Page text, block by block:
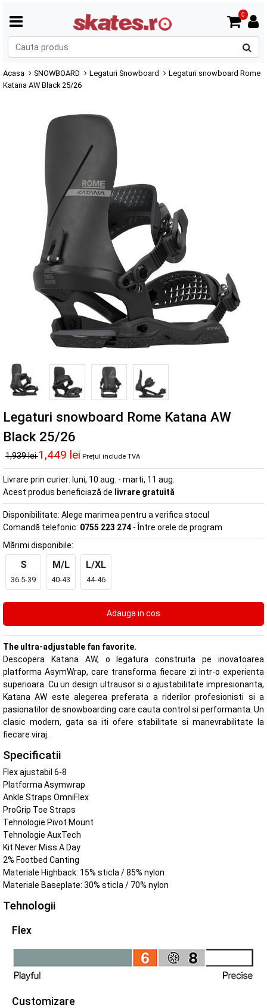
0
Acasa SNOWBOARD Legaturi Snowboard
Legaturi snowboard Rome
Katana AW Black 25/26
Legaturi snowboard Rome Katana AW
Black 25/26
1,939 lei1,449 lei Prețul include TVA
Livrare prin curier: luni, 10 aug. - marti, 11 aug.
Acest produs beneficiază de livrare gratuită
Disponibilitate: Alege marimea pentru a verifica stocul
Comandă telefonic: 0755 223 274 - Între orele de program
Mărimi disponibile:
S
36.5-39
M/L
40-43
L/XL
44-46
The ultra-adjustable fan favorite.
Descopera Katana AW, o legatura construita pe inovatoarea
platforma AsymWrap, care transforma fiecare zi intr-o experienta
superioara. Cu un design ultrausor si o ajustabilitate impresionanta,
Katana AW este alegerea preferata a riderilor profesionisti si a
pasionatilor de snowboarding care cauta control si performanta. Un
clasic modern, gata sa iti ofere stabilitate si manevrabilitate la
fiecare viraj.
Specificatii
Flex ajustabil 6-8
Platforma Asymwrap
Ankle Straps OmniFlex
ProGrip Toe Straps
Tehnologie Pivot Mount
Tehnologie AuxTech
Kit Never Miss A Day
2% Footbed Canting
Materiale Highback: 15% sticla / 85% nylon
Materiale Baseplate: 30% sticla / 70% nylon
Tehnologii
Flex
Customizare